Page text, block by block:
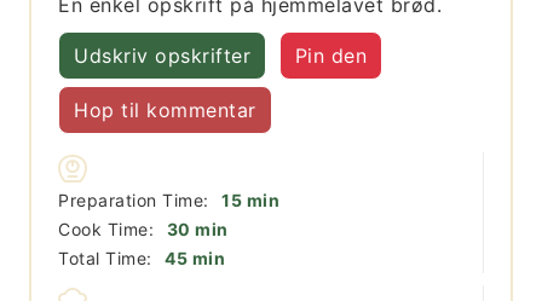
Udskriv opskrifter Pin den
Hop til kommentar
Preparation Time: 15minutter
min
Cook Time:
30 minutter
min
Total Time:
45minutter
min